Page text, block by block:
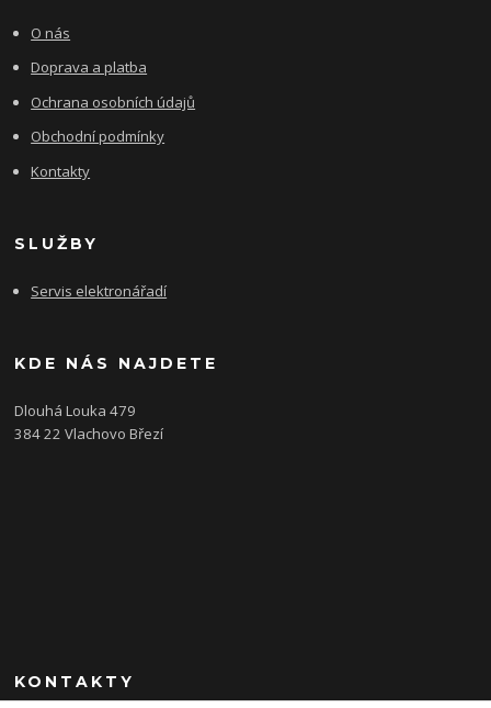
O nás
Doprava a platba
Ochrana osobních údajů
Obchodní podmínky
Kontakty
SLUŽBY
Servis elektronářadí
KDE NÁS NAJDETE
Dlouhá Louka 479
384 22 Vlachovo Březí
KONTAKTY